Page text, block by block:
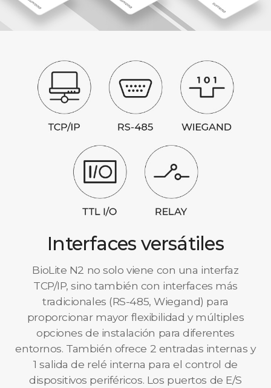
Interfaces versátiles
BioLite N2 no solo viene con una interfaz
TCP/IP, sino también con interfaces más
tradicionales (RS-485, Wiegand) para
proporcionar mayor flexibilidad y múltiples
opciones de instalación para diferentes
entornos. También ofrece 2 entradas internas y
1 salida de relé interna para el control de
dispositivos periféricos. Los puertos de E/S